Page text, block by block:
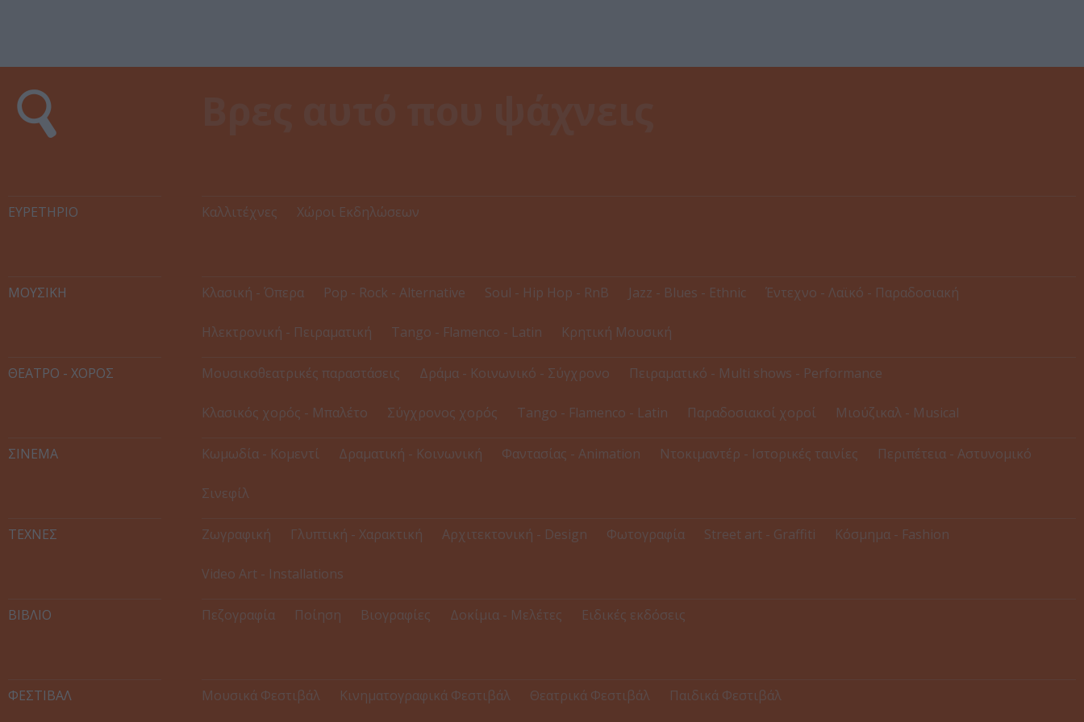
ΕΥΡΕΤΉΡΙΟ Καλλιτέχνες Χώροι Εκδηλώσεων
ΜΟΥΣΙΚΗ Κλασική - Όπερα Pop - Rock - Alternative Soul - Hip Hop - RnB Jazz - Blues - Ethnic Έντεχνο - Λαϊκό - Παραδοσιακή
Ηλεκτρονική - Πειραματική Tango - Flamenco - Latin Κρητική Μουσική
ΘΕΑΤΡΟ - ΧΟΡΟΣ Μουσικοθεατρικές παραστάσεις Δράμα - Κοινωνικό - Σύγχρονο Πειραματικό - Multi shows - Performance
Κλασικός χορός - Μπαλέτο Σύγχρονος χορός Tango - Flamenco - Latin Παραδοσιακοί χοροί Μιούζικαλ - Musical
ΣΙΝΕΜΑ Κωμωδία - Κομεντί Δραματική - Κοινωνική Φαντασίας - Animation Ντοκιμαντέρ - Ιστορικές ταινίες Περιπέτεια - Αστυνομικό
Σινεφίλ
ΤΕΧΝΕΣ Ζωγραφική Γλυπτική - Χαρακτική Αρχιτεκτονική - Design Φωτογραφία Street art - Graffiti Κόσμημα - Fashion
Video Art - Installations
ΒΙΒΛΙΟ Πεζογραφία Ποίηση Βιογραφίες Δοκίμια - Μελέτες Ειδικές εκδόσεις
ΦΕΣΤΙΒΑΛ Μουσικά Φεστιβάλ Κινηματογραφικά Φεστιβάλ Θεατρικά Φεστιβάλ Παιδικά Φεστιβάλ